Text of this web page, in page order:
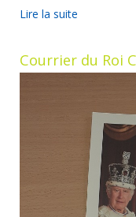
Lire la suite
Courrier du Roi